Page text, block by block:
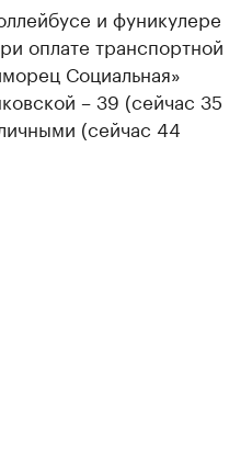
и фуникулере
оплате транспортной
Социальная»
– 39 (сейчас 35
(сейчас 44